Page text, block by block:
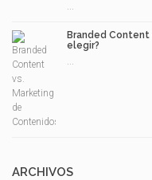
...
Branded
elegir?
...
ARCHIVOS